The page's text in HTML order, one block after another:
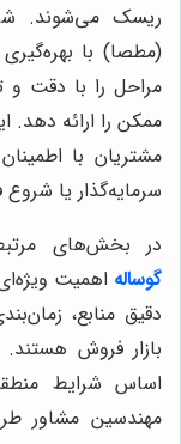
ریسک می‌شوند.
(مطصا) با
مراحل را با دقت و
ممکن را ارائه
مشتریان با
سرمایه‌گذار یا شروع
در بخش‌های
گوساله اهمیت
دقیق منابع،
بازار فروش
اساس شرایط
مهندسین مشاور